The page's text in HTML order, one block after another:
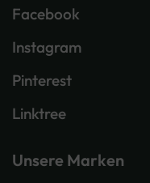
Facebook
Instagram
Pinterest
Linktree
Unsere Marken